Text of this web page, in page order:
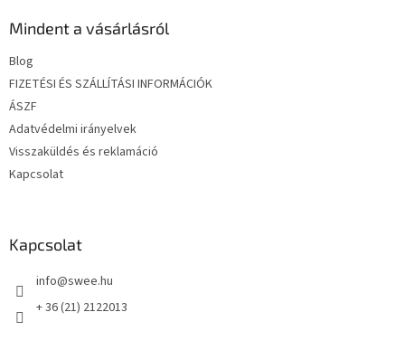
Mindent a vásárlásról
Blog
FIZETÉSI ÉS SZÁLLÍTÁSI INFORMÁCIÓK
ÁSZF
Adatvédelmi irányelvek
Visszaküldés és reklamáció
Kapcsolat
Kapcsolat
info@swee.hu
+ 36 (21) 2122013